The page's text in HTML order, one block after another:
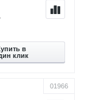
в
клик
01966